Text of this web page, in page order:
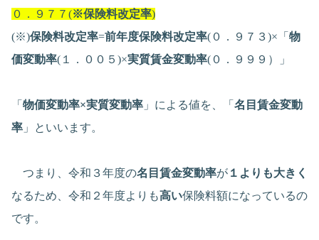
０．９７７(※保険料改定率)
(※)保険料改定率=前年度保険料改定率(０．９７３)×「 物
価変動率(１．００５)×実質賃金変動率(０．９９９）」
「 物価変動率×実質変動率 」による値を、「 名目賃金変動
率 」といいます。
つまり、令和３年度の名目賃金変動率が １よりも大きく
なるため、令和２年度よりも高い保険料額になっているの
です。